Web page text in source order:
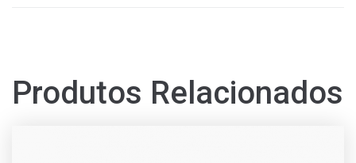
Produtos Relacionados